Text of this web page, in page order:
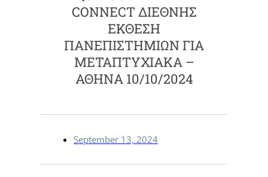
CONNECT ΔΙΕΘΝΗΣ
ΕΚΘΕΣΗ
ΠΑΝΕΠΙΣΤΗΜΙΩΝ ΓΙΑ
ΜΕΤΑΠΤΥΧΙΑΚΑ –
ΑΘΗΝΑ 10/10/2024
September 13, 2024